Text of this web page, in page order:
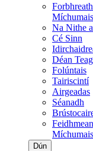
Míchumais
Na Nithe
Cé Sinn
Déan
Folúntais
Tairiscintí
Airgeadas
Séanadh
Míchumais
Dún